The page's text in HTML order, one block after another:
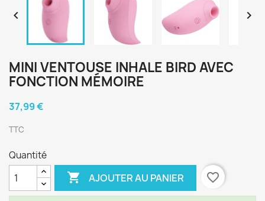
 
MINI VENTOUSE INHALE BIRD AVEC
FONCTION MÉMOIRE
37,99 €
TTC
Quantité
 AJOUTER AU PANIER favorite_border